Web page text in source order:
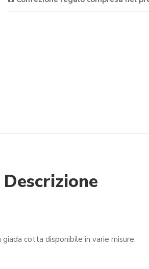
Descrizione
cotta disponibile in varie misure.